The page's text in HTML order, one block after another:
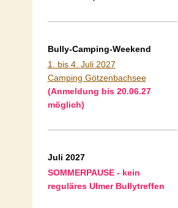
Bully-Camping-Weekend
1. bis 4. Juli 2027
Camping Götzenbachsee
(Anmeldung bis 20.06.27
möglich)
Juli 2027
SOMMERPAUSE - kein
reguläres Ulmer Bullytreffen